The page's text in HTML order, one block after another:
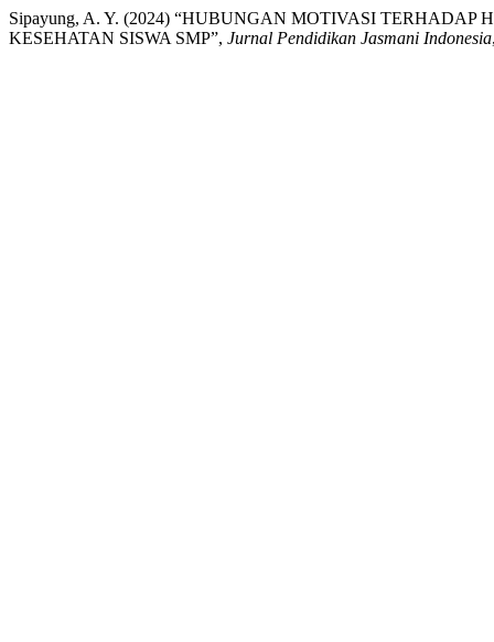
Sipayung, A. Y. (2024) “HUBUNGAN MOTIVASI
KESEHATAN SISWA SMP”, Jurnal Pendidikan Jasmani Indonesia